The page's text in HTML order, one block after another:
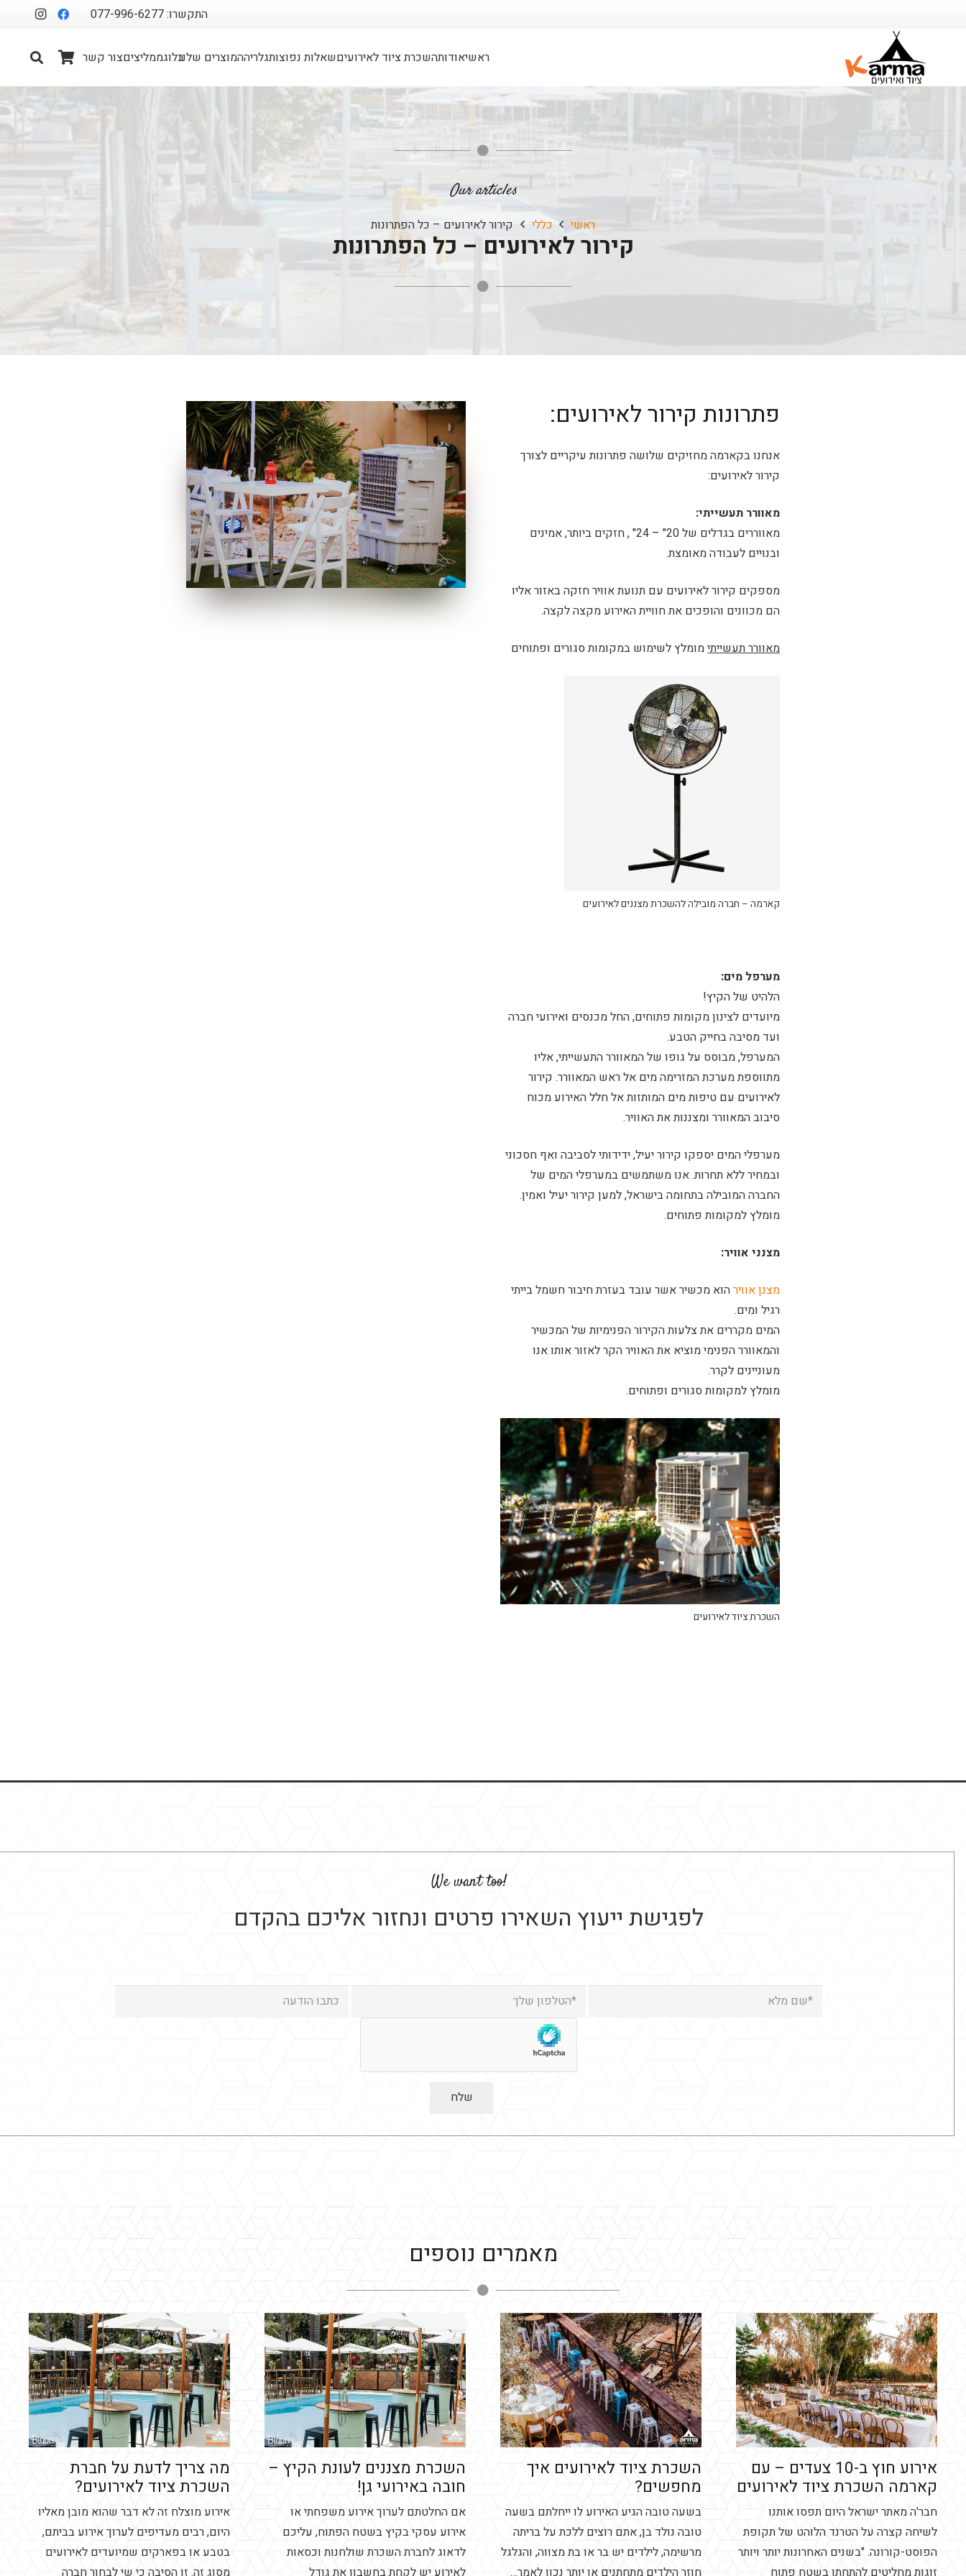
התקשרו: 077-996-6277
ראשיאודותהשכרת ציוד לאירועיםשאלות נפוצותגלריההמוצרים שלנובלוגממליציםצור קשר
Our articles
ראשי כללי קירור לאירועים – כל הפתרונות
קירור לאירועים – כל הפתרונות
פתרונות קירור לאירועים:
אנחנו בקארמה מחזיקים שלושה פתרונות עיקריים לצורך
קירור לאירועים:
מאוורר תעשייתי:
מאווררים בגדלים של 20" – 24" , חזקים ביותר, אמינים
ובנויים לעבודה מאומצת.
מספקים קירור לאירועים עם תנועת אוויר חזקה באזור אליו
הם מכוונים והופכים את חוויית האירוע מקצה לקצה.
מאוורר תעשייתימומלץ לשימוש במקומות סגורים ופתוחים
קארמה – חברה מובילה להשכרת מצננים לאירועים
מערפל מים:
הלהיט של הקיץ!
מיועדים לצינון מקומות פתוחים, החל מכנסים ואירועי חברה
ועד מסיבה בחייק הטבע.
המערפל, מבוסס על גופו של המאוורר התעשייתי, אליו
מתווספת מערכת המזרימה מים אל ראש המאוורר. קירור
לאירועים עם טיפות מים המותזות אל חלל האירוע מכוח
סיבוב המאוורר ומצננות את האוויר.
מערפלי המים יספקו קירור יעיל, ידידותי לסביבה ואף חסכוני
ובמחיר ללא תחרות. אנו משתמשים במערפלי המים של
החברה המובילה בתחומה בישראל, למען קירור יעיל ואמין.
מומלץ למקומות פתוחים.
מצנני אוויר:
מצנן אווירהוא מכשיר אשר עובד בעזרת חיבור חשמל בייתי
רגיל ומים.
המים מקררים את צלעות הקירור הפנימיות של המכשיר
והמאוורר הפנימי מוציא את האוויר הקר לאזור אותו אנו
מעוניינים לקרר.
מומלץ למקומות סגורים ופתוחים.
השכרת ציוד לאירועים
!We want too
לפגישת ייעוץ השאירו פרטים ונחזור אליכם בהקדם
מאמרים נוספים
אירוע חוץ ב-10 צעדים – עם
קארמה השכרת ציוד לאירועים
חבר'ה מאתר ישראל היום תפסו אותנו
לשיחה קצרה על הטרנד הלוהט של תקופת
הפוסט-קורונה. "בשנים האחרונות יותר ויותר
זוגות מחליטים להתחתן בשטח פתוח
השכרת ציוד לאירועים איך
מחפשים?
בשעה טובה הגיע האירוע לו ייחלתם בשעה
טובה נולד בן, אתם רוצים ללכת על בריתה
מרשימה, לילדים יש בר או בת מצווה, והגלגל
חוזר הילדים מתחתנים או יותר נכון לאמר…
השכרת מצננים לעונת הקיץ –
חובה באירועי גן!
אם החלטתם לערוך אירוע משפחתי או
אירוע עסקי בקיץ בשטח הפתוח, עליכם
לדאוג לחברת השכרת שולחנות וכסאות
לאירוע יש לקחת בחשבון את גודל
מה צריך לדעת על חברת
השכרת ציוד לאירועים?
אירוע מוצלח זה לא דבר שהוא מובן מאליו
היום, רבים מעדיפים לערוך אירוע בביתם,
בטבע או בפארקים שמיועדים לאירועים
מסוג זה. זו הסיבה כי שי לבחור חברה